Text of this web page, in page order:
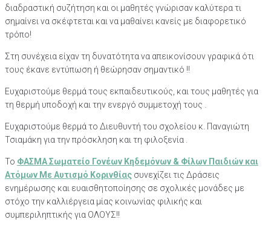
διαδραστική συζήτηση και οι μαθητές γνώρισαν καλύτερα τι
σημαίνει να σκέφτεται και να μαθαίνει κανείς με διαφορετικό
τρόπο!
Στη συνέχεια είχαν τη δυνατότητα να απεικονίσουν γραφικά ότι
τους έκανε εντύπωση ή θεώρησαν σημαντικό !!
Ευχαριστούμε θερμά τους εκπαιδευτικούς, και τους μαθητές για
τη θερμή υποδοχή και την ενεργό συμμετοχή τους .
Ευχαριστούμε θερμά το Διευθυντή του σχολείου κ. Παναγιώτη
Τσιαμάκη για την πρόσκληση και τη φιλοξενία .
Το ΦΑΣΜΑ Σωματείο Γονέων Κηδεμόνων & Φίλων Παιδιών και
Ατόμων Με Αυτισμό Κορινθίας συνεχίζει τις Δράσεις
ενημέρωσης και ευαισθητοποίησης σε σχολικές μονάδες με
στόχο την καλλιέργεια μίας κοινωνίας φιλικής και
συμπεριληπτικής για ΟΛΟΥΣ!!